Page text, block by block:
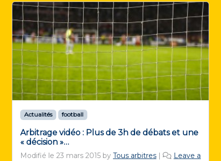
Actualités football
Arbitrage vidéo : Plus de 3h de débats et une
« décision »…
Modifié le 23 mars 2015 by Tous arbitres
Leave a